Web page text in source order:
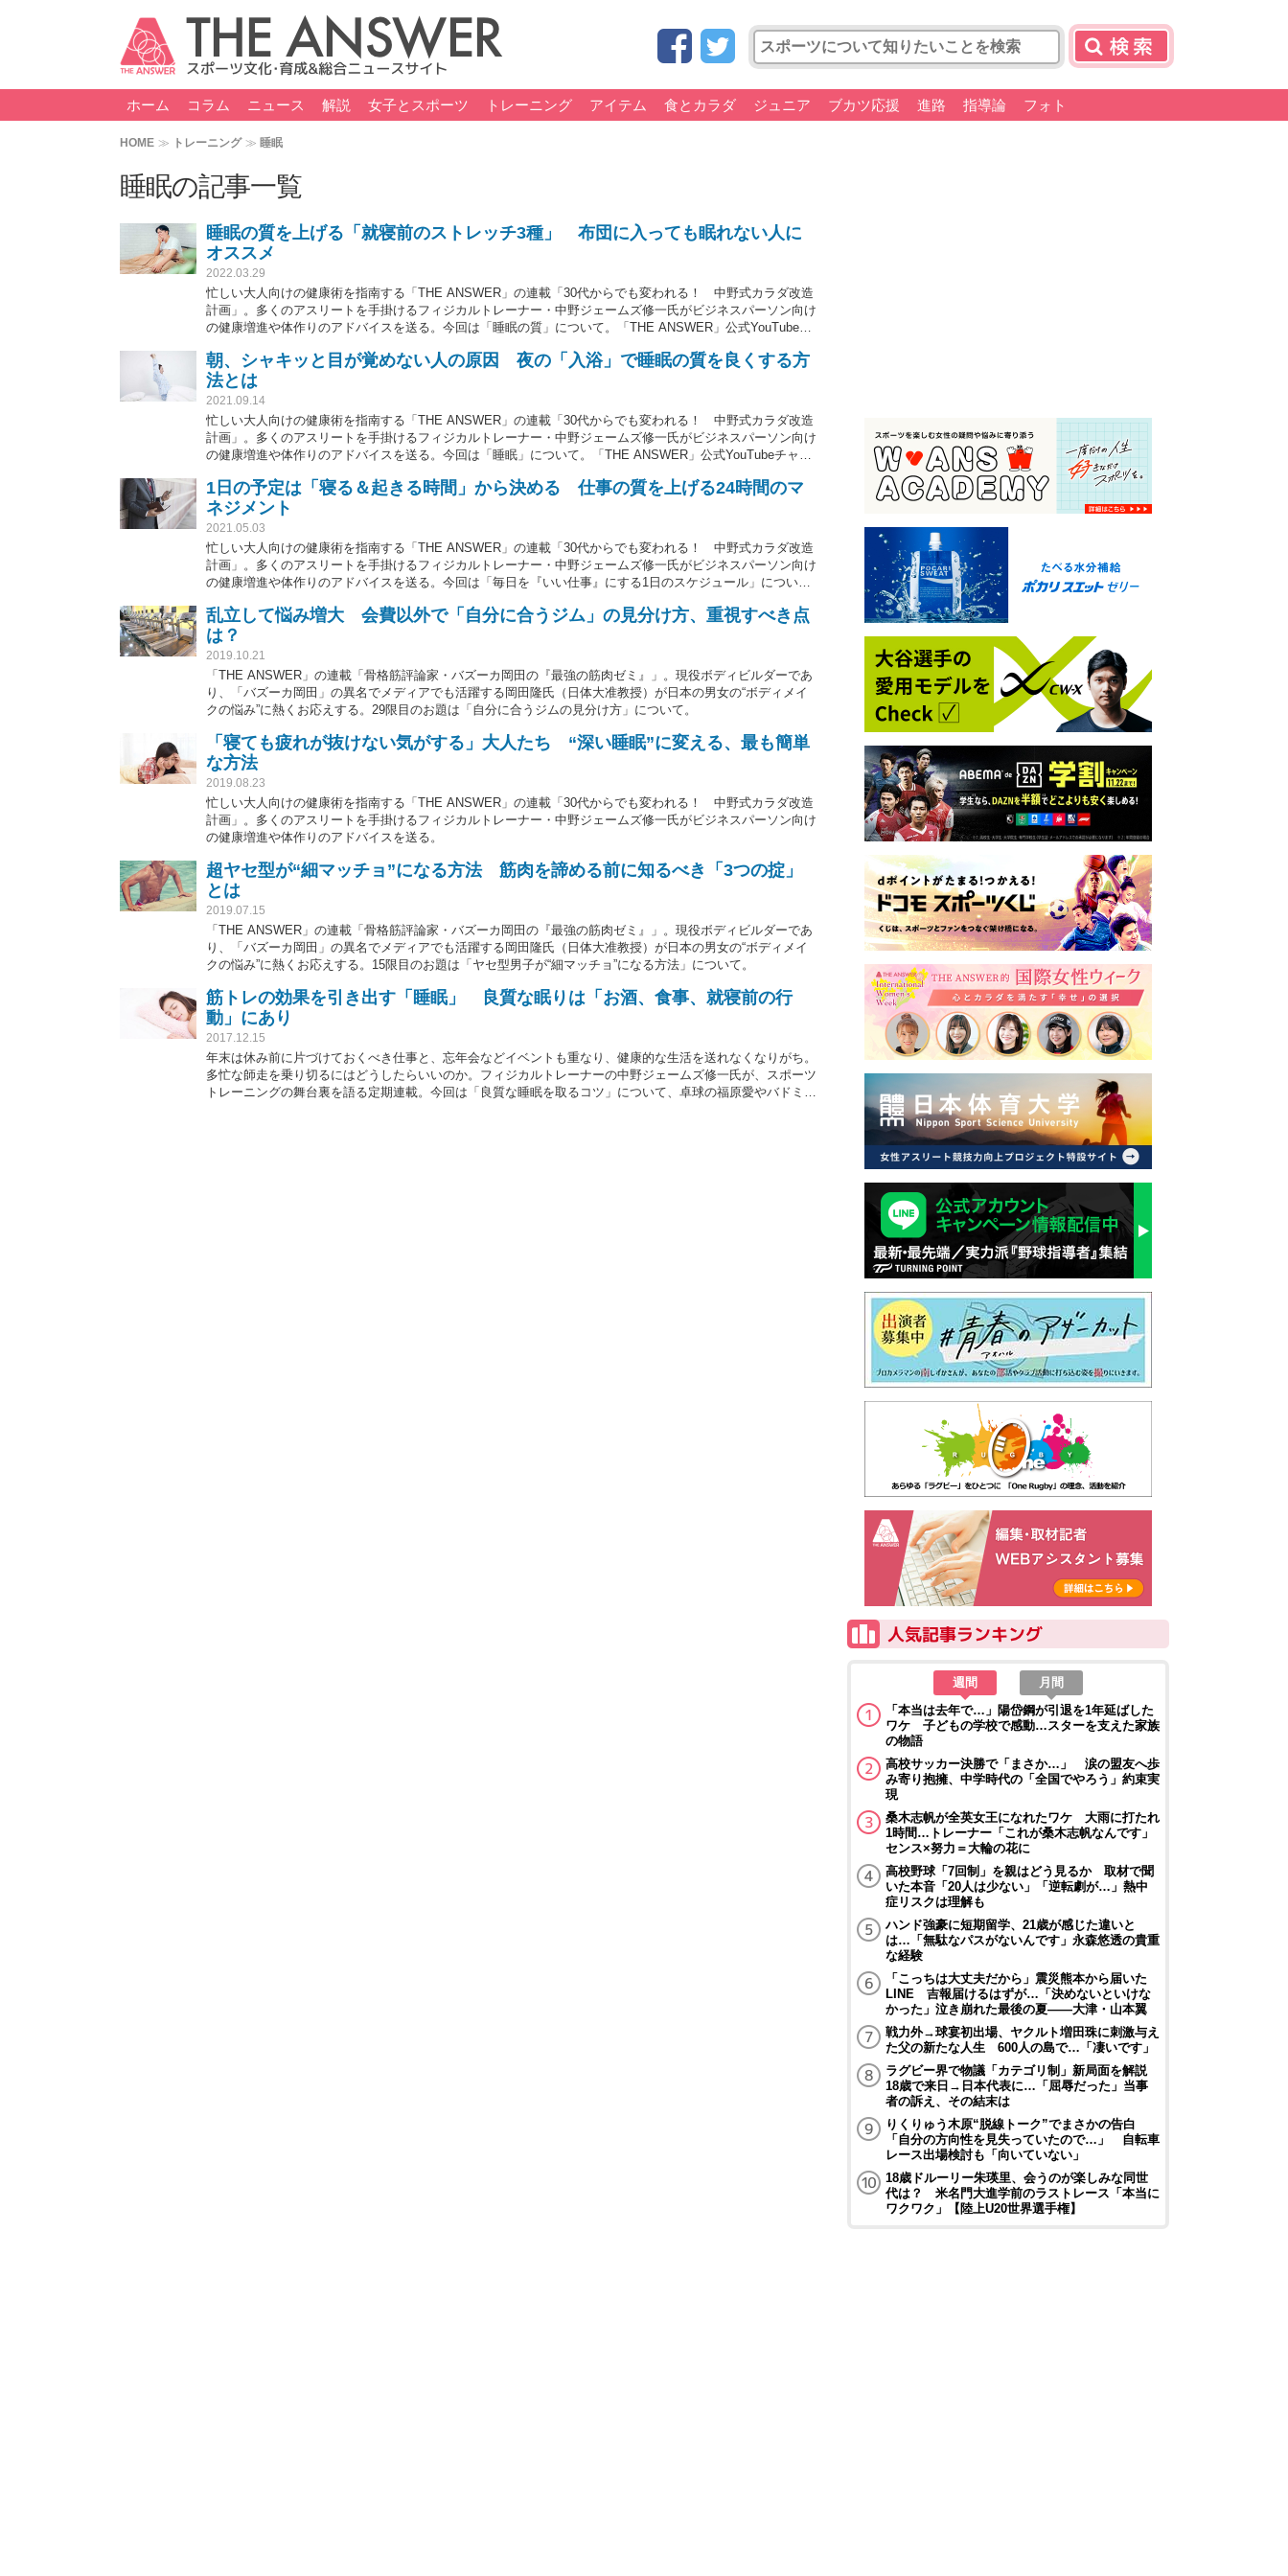
ホーム コラム ニュース 解説 女子とスポーツ トレーニング アイテム 食とカラダ ジュニア ブカツ応援 進路 指導論 フォト
HOME トレーニング 睡眠
睡眠の記事一覧
睡眠の質を上げる「就寝前のストレッチ3種」 布団に入っても眠れない人に
オススメ
2022.03.29
忙しい大人向けの健康術を指南する「THE ANSWER」の連載「30代からでも変われる！ 中野式カラダ改造
計画」。多くのアスリートを手掛けるフィジカルトレーナー・中野ジェームズ修一氏がビジネスパーソン向け
の健康増進や体作りのアドバイスを送る。今回は「睡眠の質」について。「THE ANSWER」公式YouTubeチ
朝、シャキッと目が覚めない人の原因 夜の「入浴」で睡眠の質を良くする方
法とは
2021.09.14
忙しい大人向けの健康術を指南する「THE ANSWER」の連載「30代からでも変われる！ 中野式カラダ改造
計画」。多くのアスリートを手掛けるフィジカルトレーナー・中野ジェームズ修一氏がビジネスパーソン向け
の健康増進や体作りのアドバイスを送る。今回は「睡眠」について。「THE ANSWER」公式YouTubeチャン
1日の予定は「寝る＆起きる時間」から決める 仕事の質を上げる24時間のマ
ネジメント
2021.05.03
忙しい大人向けの健康術を指南する「THE ANSWER」の連載「30代からでも変われる！ 中野式カラダ改造
計画」。多くのアスリートを手掛けるフィジカルトレーナー・中野ジェームズ修一氏がビジネスパーソン向け
の健康増進や体作りのアドバイスを送る。今回は「毎日を『いい仕事』にする1日のスケジュール」につい
乱立して悩み増大 会費以外で「自分に合うジム」の見分け方、重視すべき点
は？
2019.10.21
「THE ANSWER」の連載「骨格筋評論家・バズーカ岡田の『最強の筋肉ゼミ』」。現役ボディビルダーであ
り、「バズーカ岡田」の異名でメディアでも活躍する岡田隆氏（日体大准教授）が日本の男女の“ボディメイ
クの悩み”に熱くお応えする。29限目のお題は「自分に合うジムの見分け方」について。
「寝ても疲れが抜けない気がする」大人たち “深い睡眠”に変える、最も簡単
な方法
2019.08.23
忙しい大人向けの健康術を指南する「THE ANSWER」の連載「30代からでも変われる！ 中野式カラダ改造
計画」。多くのアスリートを手掛けるフィジカルトレーナー・中野ジェームズ修一氏がビジネスパーソン向け
の健康増進や体作りのアドバイスを送る。
超ヤセ型が“細マッチョ”になる方法 筋肉を諦める前に知るべき「3つの掟」
とは
2019.07.15
「THE ANSWER」の連載「骨格筋評論家・バズーカ岡田の『最強の筋肉ゼミ』」。現役ボディビルダーであ
り、「バズーカ岡田」の異名でメディアでも活躍する岡田隆氏（日体大准教授）が日本の男女の“ボディメイ
クの悩み”に熱くお応えする。15限目のお題は「ヤセ型男子が“細マッチョ”になる方法」について。
筋トレの効果を引き出す「睡眠」 良質な眠りは「お酒、食事、就寝前の行
動」にあり
2017.12.15
年末は休み前に片づけておくべき仕事と、忘年会などイベントも重なり、健康的な生活を送れなくなりがち。
多忙な師走を乗り切るにはどうしたらいいのか。フィジカルトレーナーの中野ジェームズ修一氏が、スポーツ
トレーニングの舞台裏を語る定期連載。今回は「良質な睡眠を取るコツ」について、卓球の福原愛やバドミン
週間
月間
「本当は去年で…」陽岱鋼が引退を1年延ばした
ワケ 子どもの学校で感動…スターを支えた家族
の物語
高校サッカー決勝で「まさか…」 涙の盟友へ歩
み寄り抱擁、中学時代の「全国でやろう」約束実
現
桑木志帆が全英女王になれたワケ 大雨に打たれ
1時間…トレーナー「これが桑木志帆なんです」
センス×努力＝大輪の花に
高校野球「7回制」を親はどう見るか 取材で聞
いた本音「20人は少ない」「逆転劇が…」熱中
症リスクは理解も
ハンド強豪に短期留学、21歳が感じた違いと
は…「無駄なパスがないんです」永森悠透の貴重
な経験
「こっちは大丈夫だから」震災熊本から届いた
LINE 吉報届けるはずが…「決めないといけな
かった」泣き崩れた最後の夏――大津・山本翼
戦力外→球宴初出場、ヤクルト増田珠に刺激与え
た父の新たな人生 600人の島で…「凄いです」
ラグビー界で物議「カテゴリ制」新局面を解説
18歳で来日→日本代表に…「屈辱だった」当事
者の訴え、その結末は
りくりゅう木原“脱線トーク”でまさかの告白
「自分の方向性を見失っていたので…」 自転車
レース出場検討も「向いていない」
18歳ドルーリー朱瑛里、会うのが楽しみな同世
代は？ 米名門大進学前のラストレース「本当に
ワクワク」【陸上U20世界選手権】